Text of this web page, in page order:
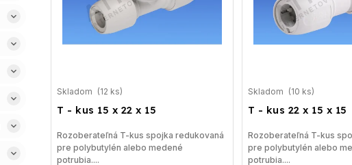
T - kus 15 x 22 x 15
Skladom (12 ks)
Rozoberateľná T-kus spojka redukovaná
pre polybutylén alebo medené
potrubia....
T - kus 22 x 15 x 15
Skladom (10 ks)
Rozoberateľná T-kus
pre polybutylén alebo
potrubia....